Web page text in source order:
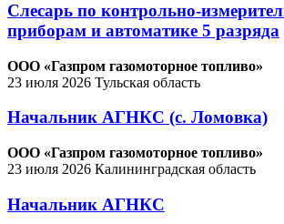
Слесарь по контрольно-
приборам и автоматике 5 разряда
ООО «Газпром газомоторное топливо»
23 июля 2026 Тульская область
Начальник АГНКС (с. Ломовка)
ООО «Газпром газомоторное топливо»
23 июля 2026 Калининградская область
Начальник АГНКС